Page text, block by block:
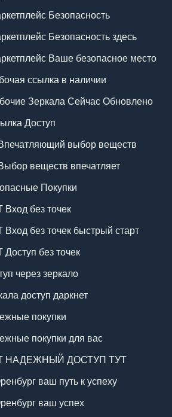
Безопасность
Безопасность здесь
Ваше безопасное место
ссылка в наличии
Зеркала Сейчас Обновлено
Доступ
выбор веществ
веществ впечатляет
Покупки
Вход без точек
без точек быстрый старт
без точек
через зеркало
доступ даркнет
покупки
покупки для вас
НАДЕЖНЫЙ ДОСТУП ТУТ
ваш путь к успеху
ваш успех